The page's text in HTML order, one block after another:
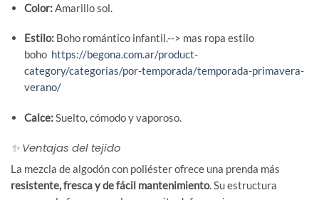
Color:Amarillo sol.
Estilo: Boho romántico infantil.--> mas ropa estilo
boho https://begona.com.ar/product-
category/categorias/por-temporada/temporada-primavera-
verano/
Calce: Suelto, cómodo y vaporoso.
✨ Ventajas del tejido
La mezcla de algodón con poliéster ofrece una prenda más
resistente, fresca y de fácil mantenimiento. Su estructura